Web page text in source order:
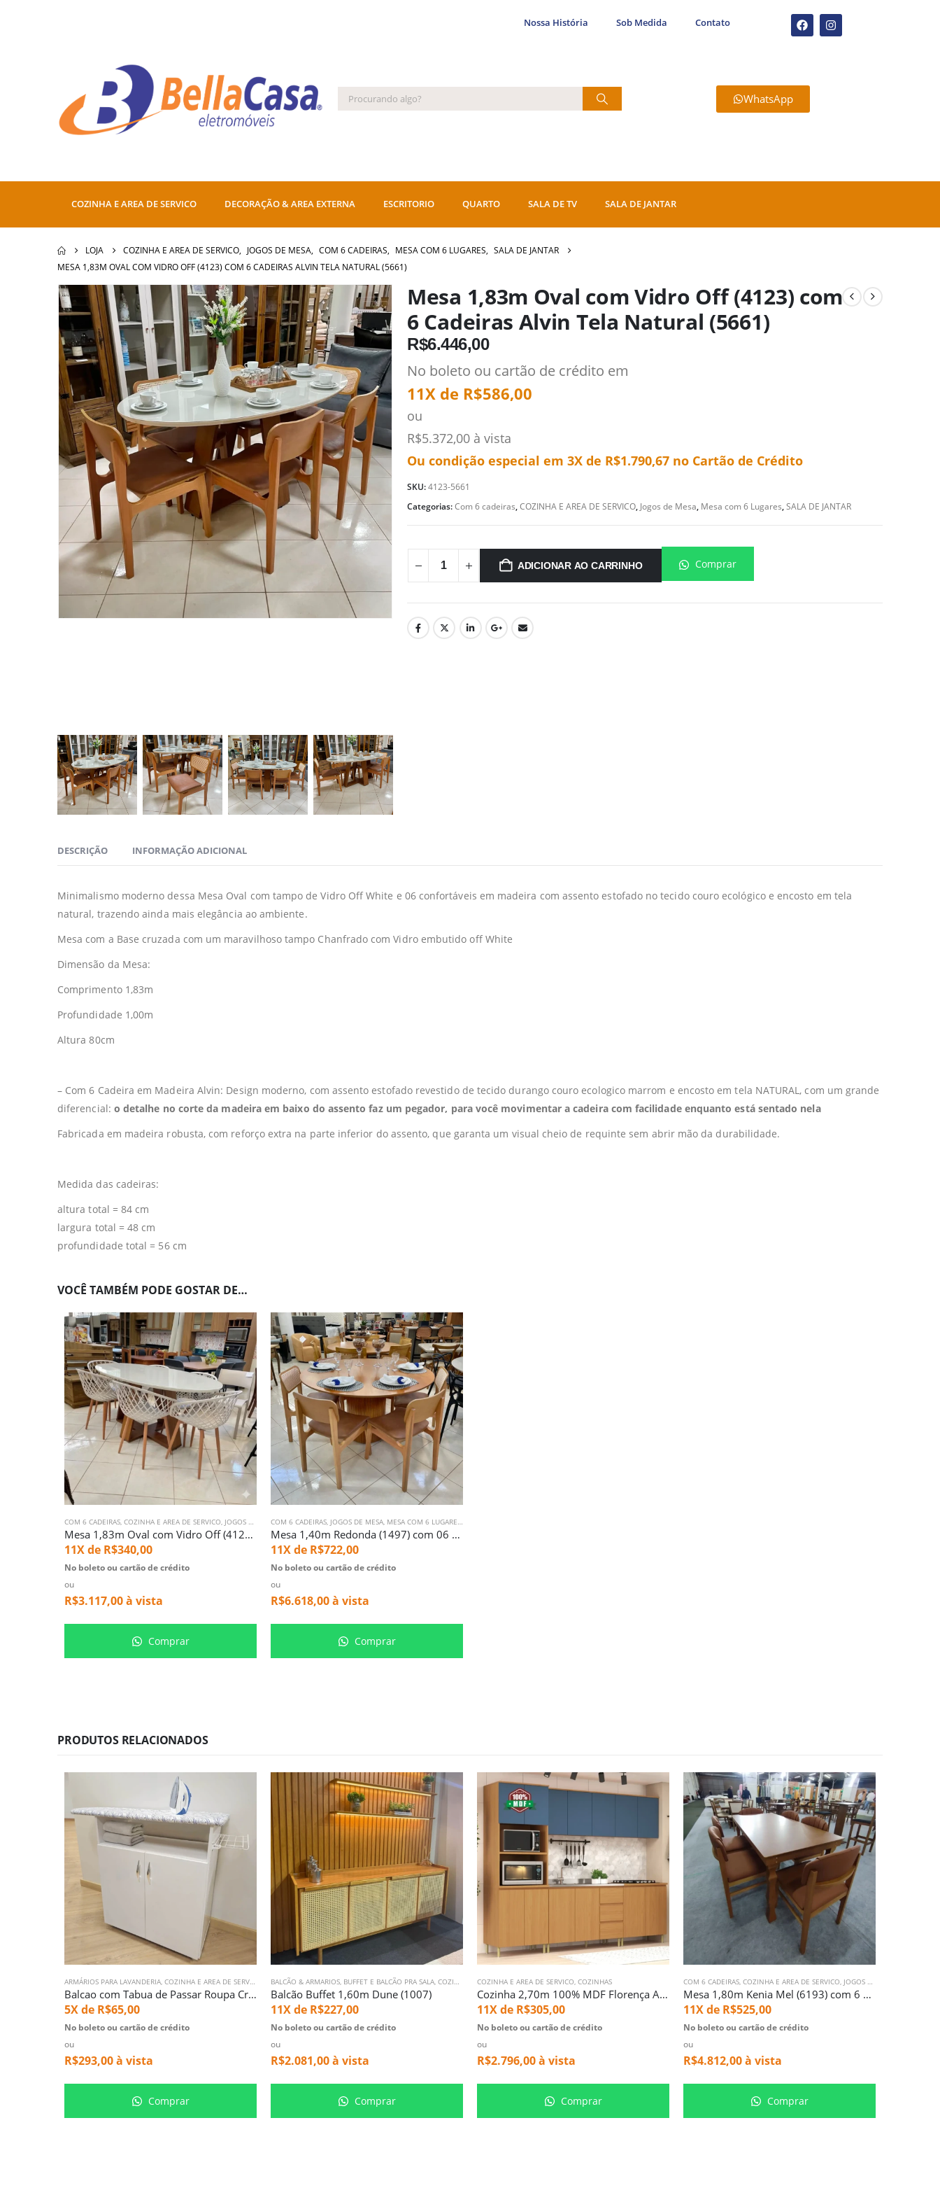
Nossa História Sob Medida Contato
WhatsApp
COZINHA E AREA DE SERVICO DECORAÇÃO & AREA EXTERNA ESCRITORIO QUARTO SALA DE TV SALA DE JANTAR
LOJA COZINHA E AREA DE SERVICO, JOGOS DE MESA, COM 6 CADEIRAS, MESA COM 6 LUGARES, SALA DE JANTAR
MESA 1,83M OVAL COM VIDRO OFF (4123) COM 6 CADEIRAS ALVIN TELA NATURAL (5661)
Mesa 1,83m Oval com Vidro Off (4123) com
6 Cadeiras Alvin Tela Natural (5661)
R$6.446,00
No boleto ou cartão de crédito em
11X de R$586,00
ou
R$5.372,00 à vista
Ou condição especial em 3X de R$1.790,67 no Cartão de Crédito
SKU:4123-5661
Categorias:Com 6 cadeiras,COZINHA E AREA DE SERVICO, Jogos de Mesa, Mesa com 6 Lugares,SALA DE JANTAR
ADICIONAR AO CARRINHO Comprar
DESCRIÇÃO INFORMAÇÃO ADICIONAL
Minimalismo moderno dessa Mesa Oval com tampo de Vidro Off White e 06 confortáveis em madeira com assento estofado no tecido couro ecológico e encosto em tela
natural, trazendo ainda mais elegância ao ambiente.
Mesa com a Base cruzada com um maravilhoso tampo Chanfrado com Vidro embutido off White
Dimensão da Mesa:
Comprimento 1,83m
Profundidade 1,00m
Altura 80cm
– Com 6 Cadeira em Madeira Alvin: Design moderno, com assento estofado revestido de tecido durango couro ecologico marrom e encosto em tela NATURAL, com um grande
diferencial: o detalhe no corte da madeira em baixo do assento faz um pegador, para você movimentar a cadeira com facilidade enquanto está sentado nela
Fabricada em madeira robusta, com reforço extra na parte inferior do assento, que garanta um visual cheio de requinte sem abrir mão da durabilidade.
Medida das cadeiras:
altura total = 84 cm
largura total = 48 cm
profundidade total = 56 cm
VOCÊ TAMBÉM PODE GOSTAR DE…
COM 6 CADEIRAS, COZINHA E AREA DE SERVICO, JOGOS DE MESA ,MESA COM 6 LUGARES,SALA DE JANTAR
Mesa 1,83m Oval com Vidro Off (4123) com 6 Cadeiras Monaco (2340)
11X de R$340,00
No boleto ou cartão de crédito
ou
R$3.117,00à vista
Comprar
COM 6 CADEIRAS, JOGOS DE MESA, MESA COM 6 LUGARES ,
Mesa 1,40m Redonda (1497) com 06 Cadeiras Alvin Tela Natural (5661)
11X de R$722,00
No boleto ou cartão de crédito
ou
R$6.618,00à vista
Comprar
PRODUTOS RELACIONADOS
ARMÁRIOS PARA LAVANDERIA, COZINHA E AREA DE SERVICO
Balcao com Tabua de Passar Roupa Criativa (49)
5X de R$65,00
No boleto ou cartão de crédito
ou
R$293,00à vista
Comprar
BALCÃO & ARMARIOS, BUFFET E BALCÃO PRA SALA, COZINHA E AREA DE SERVICO ,DECORAÇÃO & AREA EXTERNA SALA DE JANTAR
Balcão Buffet 1,60m Dune (1007)
11X de R$227,00
No boleto ou cartão de crédito
ou
R$2.081,00à vista
Comprar
COZINHA E AREA DE SERVICO, COZINHAS
Cozinha 2,70m 100% MDF Florença Azul (6716)
11X de R$305,00
No boleto ou cartão de crédito
ou
R$2.796,00à vista
Comprar
COM 6 CADEIRAS, COZINHA E AREA DE SERVICO, JOGOS DE MESA
Mesa 1,80m Kenia Mel (6193) com 6 Cadeiras Luzia Mel (3429)
11X de R$525,00
No boleto ou cartão de crédito
ou
R$4.812,00à vista
Comprar